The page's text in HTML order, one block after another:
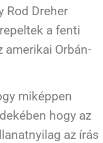
Rod Dreher
a fenti
amerikai Orbán-
miképpen
hogy az
az írás